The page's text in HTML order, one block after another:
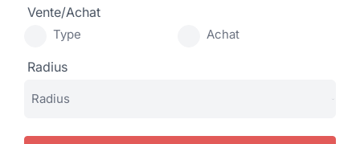
Vente/Achat
Type Achat
Radius